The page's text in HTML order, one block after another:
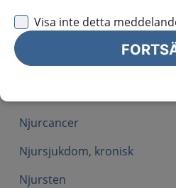
Visa inte detta
Hydrocele, spermatocele och
Hypertoni
Njurcancer
Njursjukdom, kronisk
Njursten